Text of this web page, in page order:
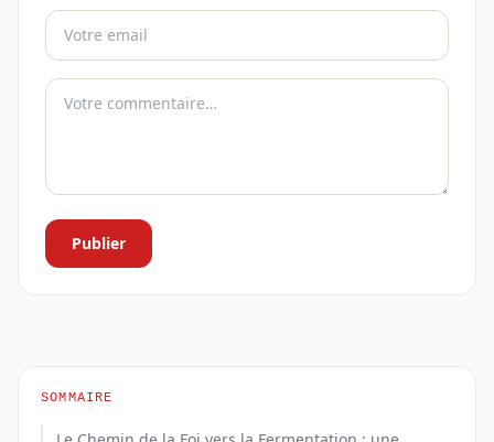
Publier
SOMMAIRE